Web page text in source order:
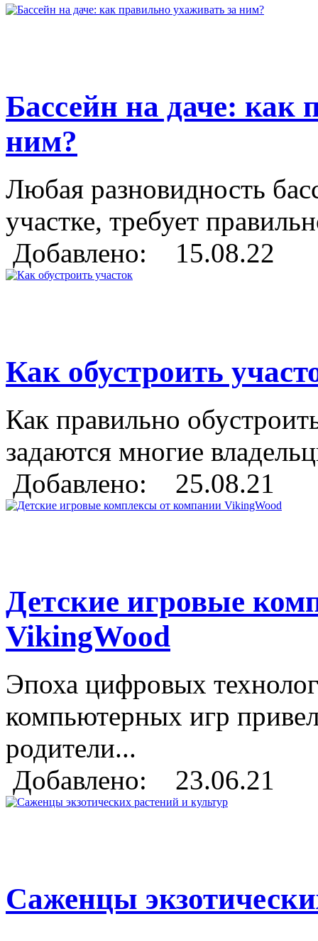
Бассейн на даче: как
ним?
Любая разновидность
участке, требует
Добавлено: 15.08.22
Как обустроить
Как правильно
задаются многие
Добавлено: 25.08.21
Детские игровые
VikingWood
Эпоха цифровых
компьютерных игр
родители...
Добавлено: 23.06.21
Саженцы